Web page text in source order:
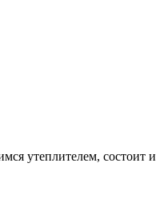
утеплителем, состоит